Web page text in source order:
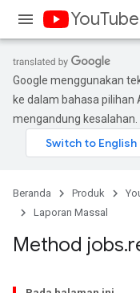
YouTube
Google menggunakan
ke dalam bahasa pilihan
mengandung kesalahan.
Beranda Produk
Laporan Massal
Method jobs.